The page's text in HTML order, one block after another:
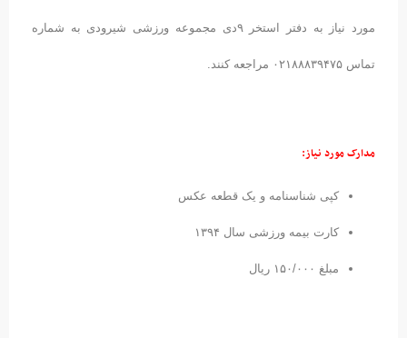
مورد نیاز به دفتر استخر ۹دی مجموعه ورزشی شیرودی به شماره
تماس ۰۲۱۸۸۸۳۹۴۷۵ مراجعه کنند.
مدارک مورد نیاز:
کپی شناسنامه و یک قطعه عکس
کارت بیمه ورزشی سال ۱۳۹۴
مبلغ ۱۵۰/۰۰۰ ریال